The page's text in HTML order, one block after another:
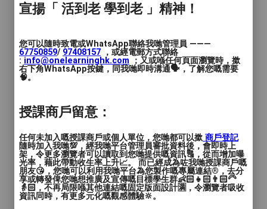
改善感覺統合能力。導師予以即時及正面回
正向表現，達到活動目的。
👧🏻👦🏻兒童小組課：
💡「繪本瑜伽專注力提升學習班」（4-6
堂）
😊「繪本瑜伽情緒調節學習班」（4-6堂）
👩🏻👨🏻👧🏻👦🏻親子體驗班：
宣揚「 活到老 學到老 」精神！
您可以隨時致電或WhatsApp聯絡我哋管理員 ———
67750859/ 97408157 ，或經電郵方式聯絡
: info@onelearninghk.com ；又或喺任何頁面瀏覽時，撳
右下角WhatsApp按鍵，同我哋即時溝通🗣️，了解您嘅需要
🧠。
授課商戶留意：
任何未加入嘅授課商戶或個人單位，您哋都可以撳 商戶登記
隨時加入我哋💯，經我哋平台管理員審批資料後，會即時上
架，令更多瀏覽者可以讀取到您哋提供嘅資訊🔠，從而增加曝
光率，藉此帶動收生率上升📈。 而已經成為咗我哋授課商戶嘅
朋友😘，您哋可以利用我哋平台為您製作嘅專屬連結®️，去分
享或轉發俾您哋想推廣及宣傳嘅目標學生群👶🏻👧🏻👨🏻‍🦳
👵🏻，不再局限喺其他連結嘅固定版面設計🈵，令瀏覽者吸收
資訊同時，有更多元化嘅觀感體驗🔆。